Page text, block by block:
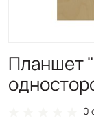
Планшет
0